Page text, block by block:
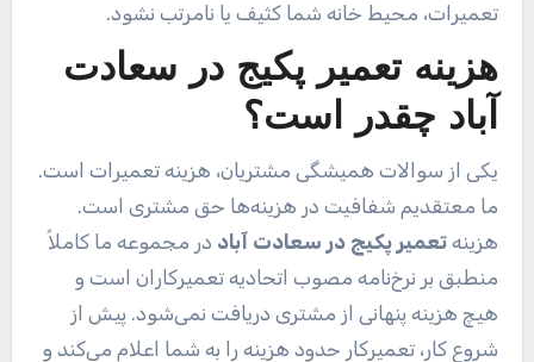
تعمیرات، محیط خانه شما کثیف یا نامرتب نشود.
هزینه تعمیر پکیج در سعادت
آباد چقدر است؟
یکی از سوالات همیشگی مشتریان، هزینه تعمیرات است.
ما معتقدیم شفافیت در هزینه‌ها حق مشتری است.
هزینه تعمیر پکیج در سعادت آباد در مجموعه ما کاملاً
منطبق بر نرخ‌نامه مصوب اتحادیه تعمیرکاران است و
هیچ هزینه پنهانی از مشتری دریافت نمی‌شود. پیش از
شروع کار، تعمیرکار حدود هزینه را به شما اعلام می‌کند و